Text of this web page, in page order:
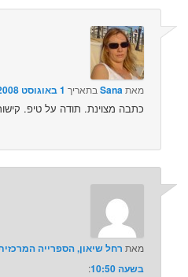
מאתSana בתאריך 1 באוגוסט 2008 בשעה 22:02
כתבה מצוינת. תודה על טיפ.
מאת רחל שיאון, הספרייה
בשעה 10:50
:‏